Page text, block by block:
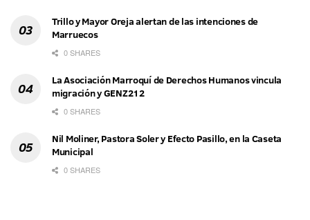
Trillo y Mayor Oreja alertan de las intenciones de
Marruecos
0 SHARES
La Asociación Marroquí de Derechos Humanos vincula
migración y GENZ212
0 SHARES
Nil Moliner, Pastora Soler y Efecto Pasillo, en la Caseta
Municipal
0 SHARES